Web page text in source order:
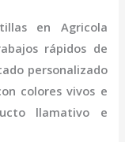
en Agricola
rápidos de
personalizado
colores vivos e
llamativo e